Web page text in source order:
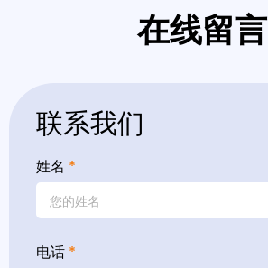
在线留言
联系我们
姓名 *
电话 *